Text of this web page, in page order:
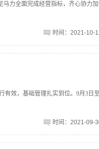
马力全面完成经营指标，齐心协力
时间：2021-10-
有效，基础管理扎实到位。9月3日
时间：2021-09-